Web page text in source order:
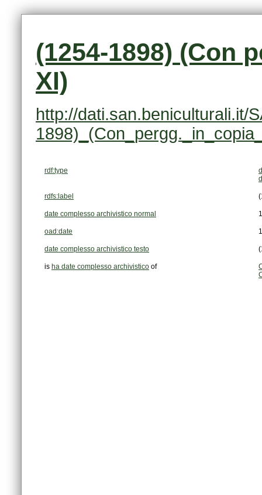
XI)
rdf:type
rdfs:label
date complesso archivistico normal
oad:date
date complesso archivistico testo
is ha date complesso archivistico of